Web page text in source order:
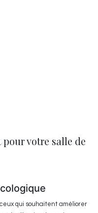
votre salle de
qui souhaitent améliorer